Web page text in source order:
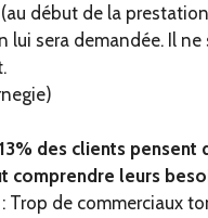
début de la
lui sera demandée. Il ne
des clients pensent
comprendre leurs
: Trop de commerciaux